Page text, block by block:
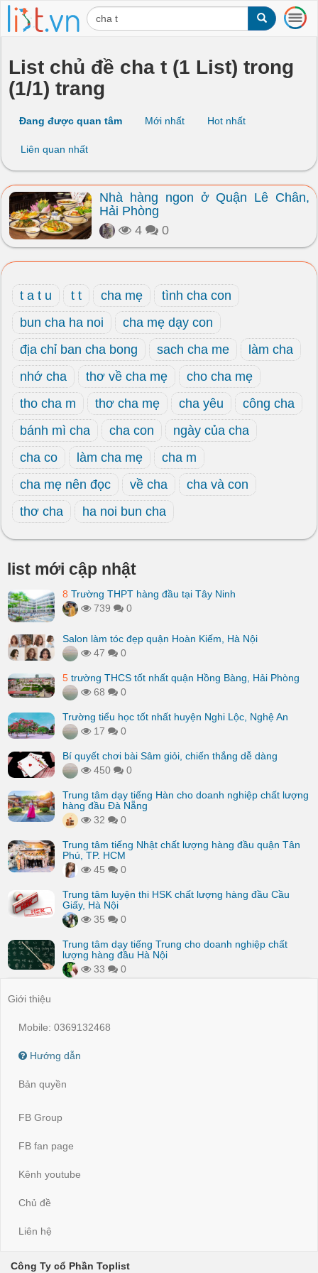
T
o
l
a
t
i
List chủ đề cha t (1 List) trong
(1/1) trang
Đang được quan tâm Mới nhất Hot nhất
Liên quan nhất
Nhà hàng ngon ở Quận Lê Chân,
Hải Phòng
4
0
t a t u t t cha mẹ
tình cha con
bun cha ha noi
cha mẹ dạy con
địa chỉ ban cha bong
sach cha me
làm cha
nhớ cha
thơ về cha mẹ
cho cha mẹ
tho cha m
thơ cha mẹ cha yêu
công cha
bánh mì cha
cha con
ngày của cha
cha co
làm cha mẹ
cha m
cha mẹ nên đọc
về cha
cha và con
thơ cha
ha noi bun cha
list mới cập nhật
8 Trường THPT hàng đầu tại Tây Ninh
739
0
Salon làm tóc đẹp quận Hoàn Kiếm, Hà Nội
47
0
5 trường THCS tốt nhất quận Hồng Bàng, Hải Phòng
68
0
Trường tiểu học tốt nhất huyện Nghi Lộc, Nghệ An
17
0
Bí quyết chơi bài Sâm giỏi, chiến thắng dễ dàng
450
0
Trung tâm dạy tiếng Hàn cho doanh nghiệp chất lượng
hàng đầu Đà Nẵng
32
0
Trung tâm tiếng Nhật chất lượng hàng đầu quận Tân
Phú, TP. HCM
45
0
Trung tâm luyện thi HSK chất lượng hàng đầu Cầu
Giấy, Hà Nội
35
0
Trung tâm dạy tiếng Trung cho doanh nghiệp chất
lượng hàng đầu Hà Nội
33
0
Giới thiệu
Mobile: 0369132468
Hướng dẫn
Bản quyền
FB Group
FB fan page
Kênh youtube
Chủ đề
Liên hệ
Công Ty cổ Phần Toplist